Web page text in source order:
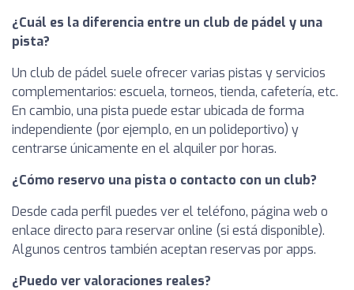
¿Cuál es la diferencia entre un club de pádel y una
pista?
Un club de pádel suele ofrecer varias pistas y servicios
complementarios: escuela, torneos, tienda, cafetería, etc.
En cambio, una pista puede estar ubicada de forma
independiente (por ejemplo, en un polideportivo) y
centrarse únicamente en el alquiler por horas.
¿Cómo reservo una pista o contacto con un club?
Desde cada perfil puedes ver el teléfono, página web o
enlace directo para reservar online (si está disponible).
Algunos centros también aceptan reservas por apps.
¿Puedo ver valoraciones reales?